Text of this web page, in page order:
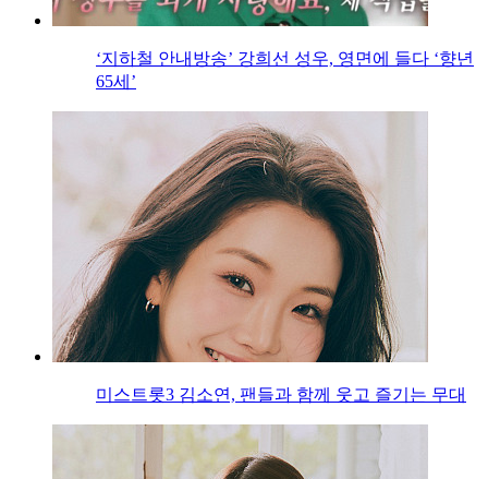
‘지하철 안내방송’ 강희선 성우, 영면에 들다 ‘향년
65세’
미스트롯3 김소연, 팬들과 함께 웃고 즐기는 무대